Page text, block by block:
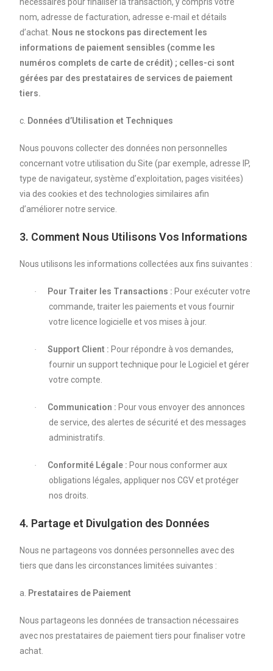
nom, adresse de facturation, adresse e-mail et détails
d’achat. Nous ne stockons pas directement les
informations de paiement sensibles (comme les
numéros complets de carte de crédit) ; celles-ci sont
gérées par des prestataires de services de paiement
tiers.
c. Données d’Utilisation et Techniques
Nous pouvons collecter des données non personnelles
concernant votre utilisation du Site (par exemple, adresse IP,
type de navigateur, système d’exploitation, pages visitées)
via des cookies et des technologies similaires afin
d’améliorer notre service.
3. Comment Nous Utilisons Vos Informations
Nous utilisons les informations collectées aux fins suivantes :
· Pour Traiter les Transactions : Pour exécuter votre
commande, traiter les paiements et vous fournir
votre licence logicielle et vos mises à jour.
· Support Client : Pour répondre à vos demandes,
fournir un support technique pour le Logiciel et gérer
votre compte.
· Communication : Pour vous envoyer des annonces
de service, des alertes de sécurité et des messages
administratifs.
· Conformité Légale : Pour nous conformer aux
obligations légales, appliquer nos CGV et protéger
nos droits.
4. Partage et Divulgation des Données
Nous ne partageons vos données personnelles avec des
tiers que dans les circonstances limitées suivantes :
a. Prestataires de Paiement
Nous partageons les données de transaction nécessaires
avec nos prestataires de paiement tiers pour finaliser votre
achat.